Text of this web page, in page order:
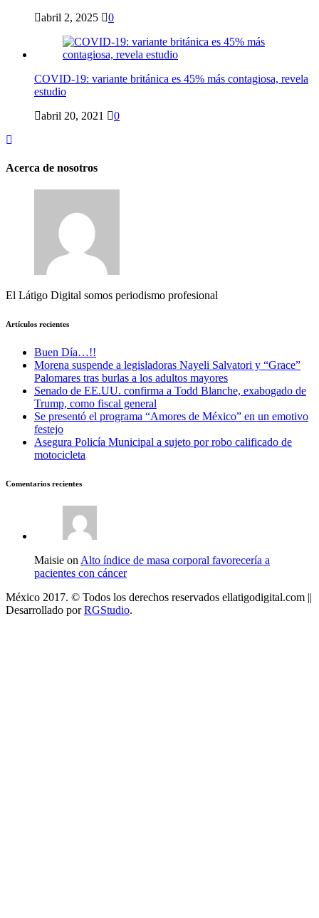
abril 2, 2025
0
COVID-19: variante británica es 45% más contagiosa, revela
estudio
abril 20, 2021
0
Acerca de nosotros
El Látigo Digital somos periodismo profesional
Artículos recientes
Buen Día…!!
Morena suspende a legisladoras Nayeli Salvatori y “Grace”
Palomares tras burlas a los adultos mayores
Senado de EE.UU. confirma a Todd Blanche, exabogado de
Trump, como fiscal general
Se presentó el programa “Amores de México” en un emotivo
festejo
Asegura Policía Municipal a sujeto por robo calificado de
motocicleta
Comentarios recientes
Maisie on Alto índice de masa corporal favorecería a
pacientes con cáncer
México 2017. © Todos los derechos reservados ellatigodigital.com ||
Desarrollado porRGStudio.